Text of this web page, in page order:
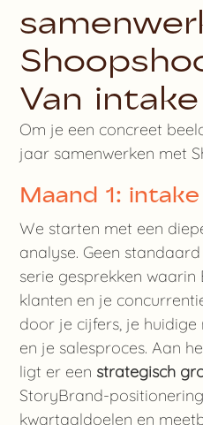
Van
Om je een concreet
jaar samenwerken met
Maand 1:
We starten met een
analyse. Geen
serie gesprekken
klanten en je
door je cijfers, je
en je salesproces. Aan
ligt er een strategisch
StoryBrand-
kwartaaldoelen en